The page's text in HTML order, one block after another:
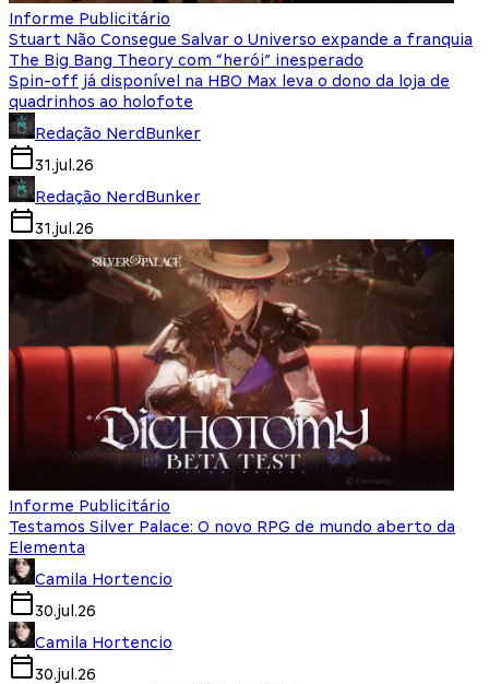
Informe Publicitário
Stuart Não Consegue Salvar o Universo expande a franquia
The Big Bang Theory com “herói” inesperado
Spin-off já disponível na HBO Max leva o dono da loja de
quadrinhos ao holofote
Redação NerdBunker
31.jul.26
Redação NerdBunker
31.jul.26
Informe Publicitário
Testamos Silver Palace: O novo RPG de mundo aberto da
Elementa
Camila Hortencio
30.jul.26
Camila Hortencio
30.jul.26